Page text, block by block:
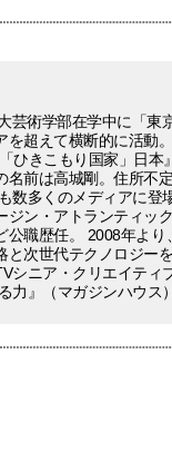
芸術学部在学中に「東
を超えて横断的に活
ひきこもり国家」日本
名前は高城剛。住所不
数多くのメディアに登
ジン・アトランティッ
公職歴任。 2008年よ
と次世代テクノロジー
シニア・クリエイティ
力』（マガジンハウス